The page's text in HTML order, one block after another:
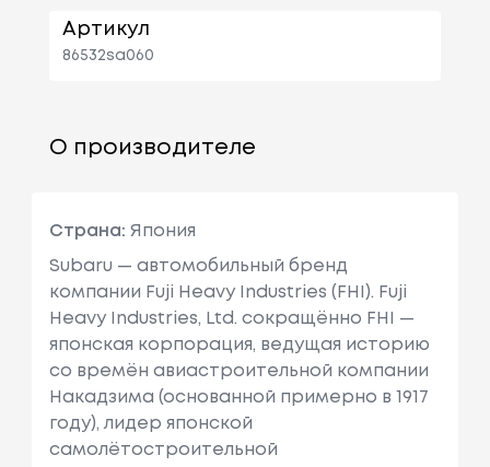
Артикул
86532sa060
О производителе
Страна: Япония
Subaru — автомобильный бренд
компании Fuji Heavy Industries (FHI). Fuji
Heavy Industries, Ltd. сокращённо FHI —
японская корпорация, ведущая историю
со времён авиастроительной компании
Накадзима (основанной примерно в 1917
году), лидер японской
самолётостроительной